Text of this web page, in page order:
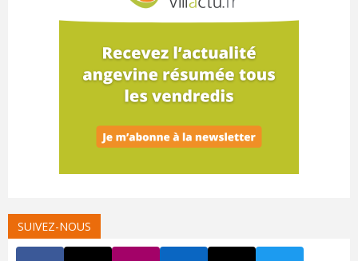
SUIVEZ-NOUS